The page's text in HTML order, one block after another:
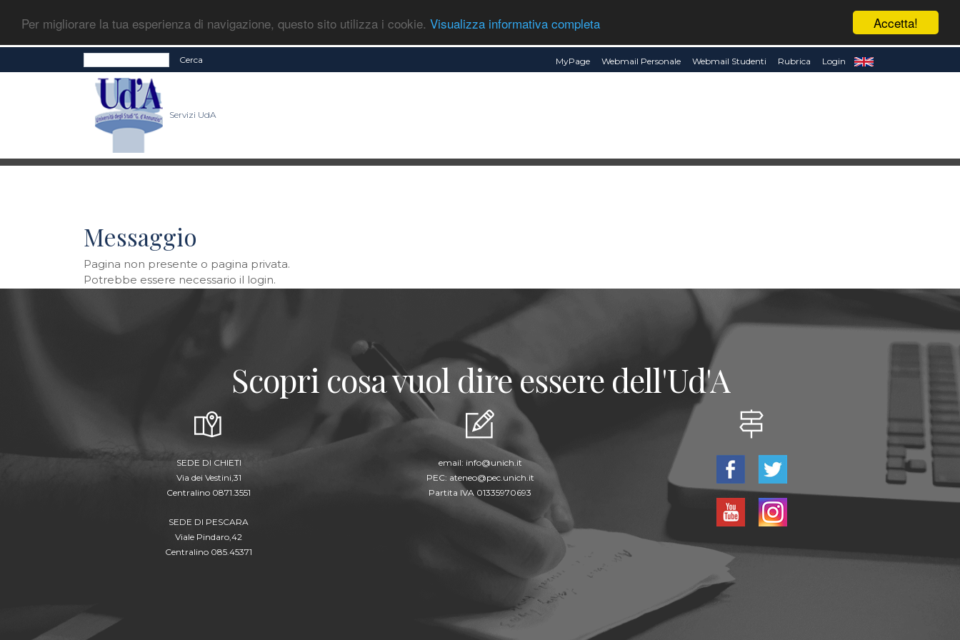
Accetta!
Per migliorare la tua esperienza di navigazione, questo sito utilizza i cookie. Visualizza informativa completa
Cerca MyPage Webmail Personale Webmail Studenti Rubrica Login
Servizi UdA
Messaggio
Pagina non presente o pagina privata.
Potrebbe essere necessario il login.
Scopri cosa vuol dire essere dell'Ud'A
SEDE DI CHIETI
Via dei Vestini,31
Centralino 0871.3551
SEDE DI PESCARA
Viale Pindaro,42
Centralino 085.45371
email: info@unich.it
PEC: ateneo@pec.unich.it
Partita IVA 01335970693